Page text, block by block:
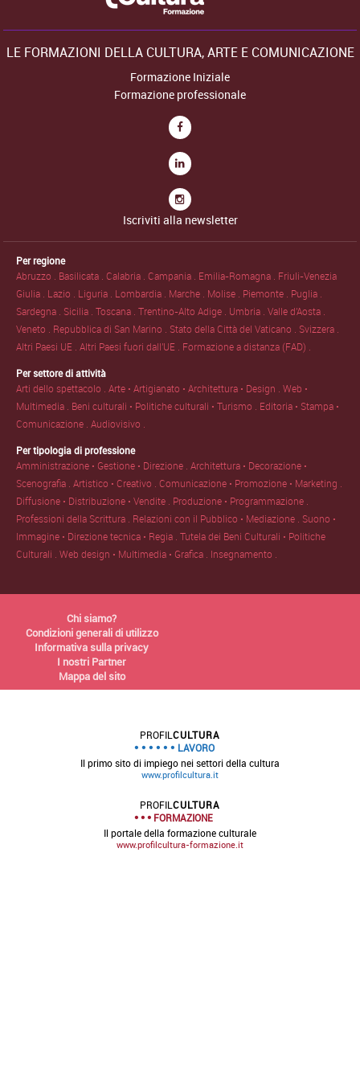
LE FORMAZIONI DELLA CULTURA, ARTE E COMUNICAZIONE
Formazione Iniziale
Formazione professionale
Iscriviti alla newsletter
Per regione
Abruzzo . Basilicata .Calabria .Campania . Emilia-Romagna . Friuli-Venezia
Giulia . Lazio . Liguria . Lombardia . Marche . Molise . Piemonte . Puglia .
Sardegna . Sicilia .Toscana .Trentino-Alto Adige . Umbria .Valle d'Aosta .
Veneto . Repubblica di San Marino . Stato della Città del Vaticano . Svizzera .
Altri Paesi UE .Altri Paesi fuori dall'UE . Formazione a distanza (FAD) .
Per settore di attività
Arti dello spettacolo .Arte • Artigianato • Architettura • Design .Web •
Multimedia . Beni culturali • Politiche culturali • Turismo . Editoria • Stampa •
Comunicazione .Audiovisivo .
Per tipologia di professione
Amministrazione • Gestione • Direzione .Architettura • Decorazione •
Scenografia .Artistico • Creativo .Comunicazione • Promozione • Marketing .
Diffusione • Distribuzione • Vendite . Produzione • Programmazione .
Professioni della Scrittura . Relazioni con il Pubblico • Mediazione . Suono •
Immagine • Direzione tecnica • Regia .Tutela dei Beni Culturali • Politiche
Culturali .Web design • Multimedia • Grafica . Insegnamento .
Chi siamo?
Condizioni generali di utilizzo
Informativa sulla privacy
I nostri Partner
Mappa del sito
PROFIL CULTURA
LAVORO
Il primo sito di impiego nei settori della cultura
www.profilcultura.it
PROFILCULTURA
FORMAZIONE
Il portale della formazione culturale
www.profilcultura-formazione.it